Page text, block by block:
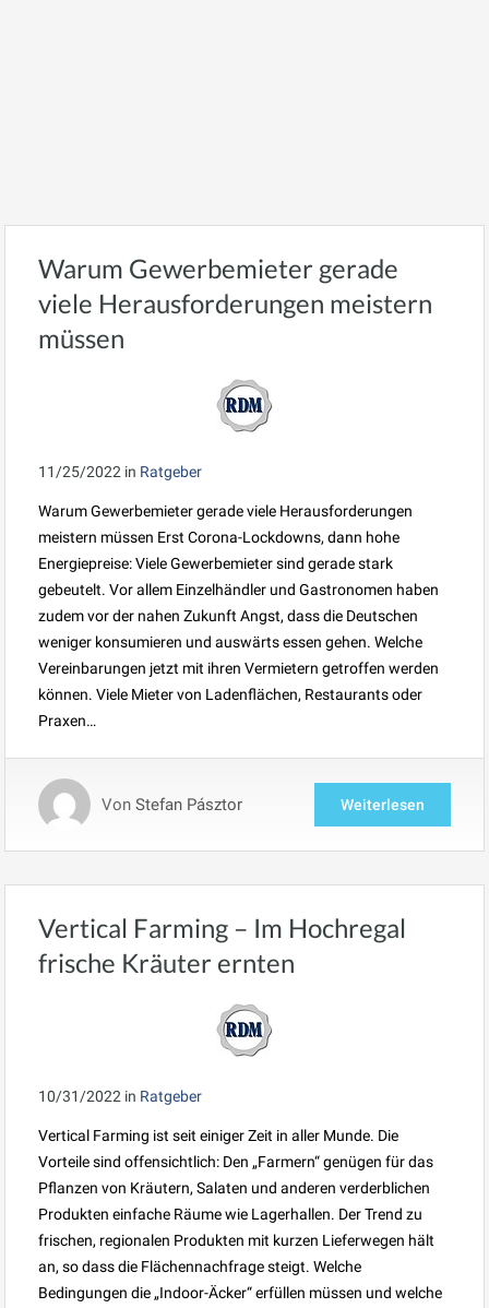
Warum Gewerbemieter gerade
viele Herausforderungen meistern
müssen
11/25/2022 in Ratgeber
Warum Gewerbemieter gerade viele Herausforderungen
meistern müssen Erst Corona-Lockdowns, dann hohe
Energiepreise: Viele Gewerbemieter sind gerade stark
gebeutelt. Vor allem Einzelhändler und Gastronomen haben
zudem vor der nahen Zukunft Angst, dass die Deutschen
weniger konsumieren und auswärts essen gehen. Welche
Vereinbarungen jetzt mit ihren Vermietern getroffen werden
können. Viele Mieter von Ladenflächen, Restaurants oder
Praxen…
Von Stefan Pásztor Weiterlesen
Vertical Farming – Im Hochregal
frische Kräuter ernten
10/31/2022 in Ratgeber
Vertical Farming ist seit einiger Zeit in aller Munde. Die
Vorteile sind offensichtlich: Den „Farmern“ genügen für das
Pflanzen von Kräutern, Salaten und anderen verderblichen
Produkten einfache Räume wie Lagerhallen. Der Trend zu
frischen, regionalen Produkten mit kurzen Lieferwegen hält
an, so dass die Flächennachfrage steigt. Welche
Bedingungen die „Indoor-Äcker“ erfüllen müssen und welche